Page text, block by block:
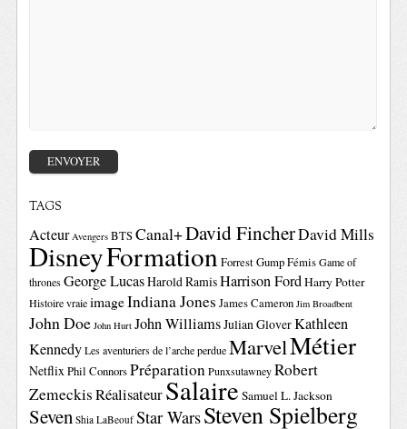
TAGS
Acteur Avengers BTSCanal+David FincherDavid Mills
DisneyFormationForrest GumpFémis Game of
thrones George LucasHarold RamisHarrison FordHarry Potter
Histoire vraie imageIndiana Jones James Cameron Jim Broadbent
John Doe John Hurt John WilliamsJulian GloverKathleen
Kennedy Les aventuriers de l’arche perdue MarvelMétier
NetflixPhil ConnorsPréparation Punxsutawney Robert
ZemeckisRéalisateurSalaire Samuel L. Jackson
Seven Shia LaBeouf Star WarsSteven Spielberg